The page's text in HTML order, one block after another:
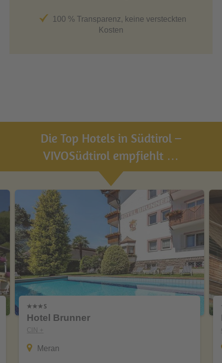
100 % Transparenz, keine versteckten
Kosten
Die Top Hotels in Südtirol –
VIVOSüdtirol empfiehlt …
Hotel Brunner
CIN +
Meran